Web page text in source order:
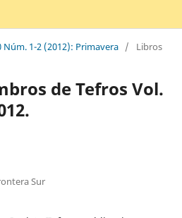
Núm. 1-2 (2012): Primavera / Libros
de Tefros Vol.
Sur